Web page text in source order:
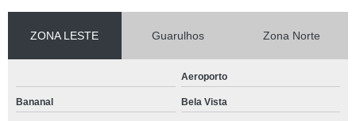
ZONA LESTE Guarulhos Zona Norte
Aeroporto
Bananal Bela Vista